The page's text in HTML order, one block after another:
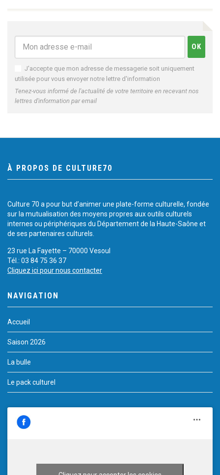
J'accepte que mon adresse de messagerie soit uniquement
utilisée pour vous envoyer notre lettre d'information
Tenez-vous informé de l'actualité de votre territoire en recevant nos
lettres d'information par email
À PROPOS DE CULTURE70
Culture 70 a pour but d’animer une plate-forme culturelle, fondée
sur la mutualisation des moyens propres aux outils culturels
internes ou périphériques du Département de la Haute-Saône et
de ses partenaires culturels.
23 rue La Fayette – 70000 Vesoul
Tél.: 03 84 75 36 37
Cliquez ici pour nous contacter
NAVIGATION
Accueil
Saison 2026
La bulle
Le pack culturel